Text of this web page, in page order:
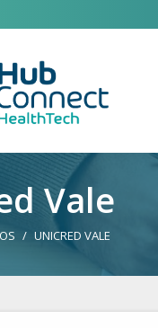
Vale
UNICRED VALE